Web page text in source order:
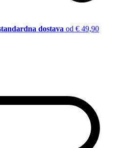
dostava od € 49,90